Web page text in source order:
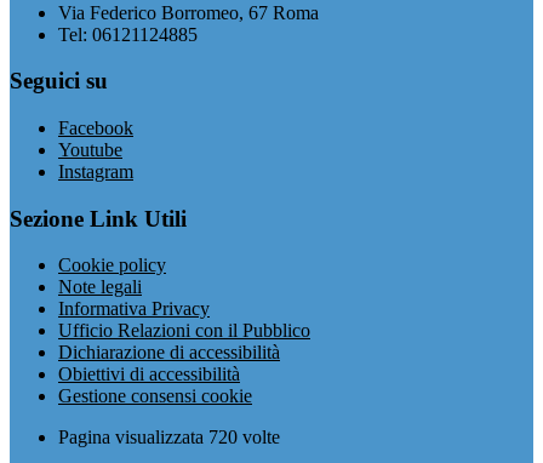
Via Federico Borromeo, 67 Roma
Tel: 06121124885
Seguici su
Facebook
Youtube
Instagram
Sezione Link Utili
Cookie policy
Note legali
Informativa Privacy
Ufficio Relazioni con il Pubblico
Dichiarazione di accessibilità
Obiettivi di accessibilità
Gestione consensi cookie
Pagina visualizzata 720 volte